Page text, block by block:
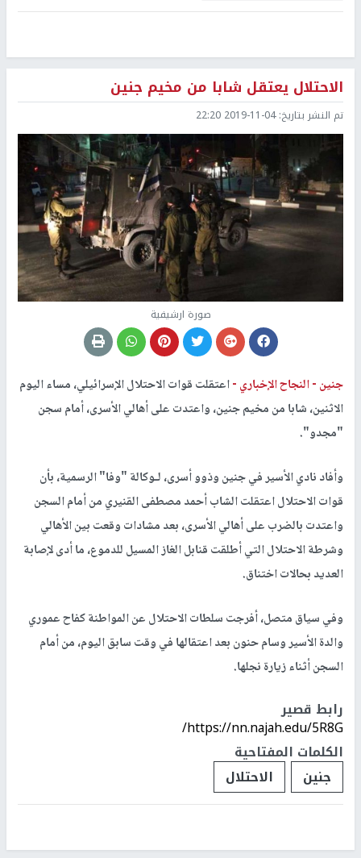
الاحتلال يعتقل شابا من مخيم جنين
تم النشر بتاريخ:2019-11-04 22:20
صورة ارشيفية
جنين -النجاح الإخباري -اعتقلت قوات الاحتلال الإسرائيلي، مساء اليوم
الاثنين، شابا من مخيم جنين، واعتدت على أهالي الأسرى، أمام سجن
"مجدو".
وأفاد نادي الأسير في جنين وذوو أسرى، لـوكالة "وفا" الرسمية، بأن
قوات الاحتلال اعتقلت الشاب أحمد مصطفى القنيري من أمام السجن
واعتدت بالضرب على أهالي الأسرى، بعد مشادات وقعت بين الأهالي
وشرطة الاحتلال التي أطلقت قنابل الغاز المسيل للدموع، ما أدى لإصابة
العديد بحالات اختناق.
وفي سياق متصل، أفرجت سلطات الاحتلال عن المواطنة كفاح عموري
والدة الأسير وسام حنون بعد اعتقالها في وقت سابق اليوم، من أمام
السجن أثناء زيارة نجلها.
رابط قصير
https://nn.najah.edu/5R8G/
الكلمات المفتاحية
جنين
الاحتلال